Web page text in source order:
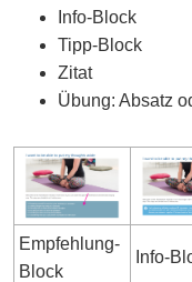
Info-Block
Tipp-Block
Zitat
Übung: Absatz
Empfehlung-
Block
Info-